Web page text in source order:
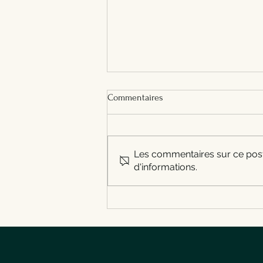
FAQ Croc Midi : horaires,
réservation, parking, emporter
sur Croc Midi à Gosselies :
horaires, réservation, parking,
groupes, plats à emporter,
Commentaires
Les commentaires sur ce
d'informations.